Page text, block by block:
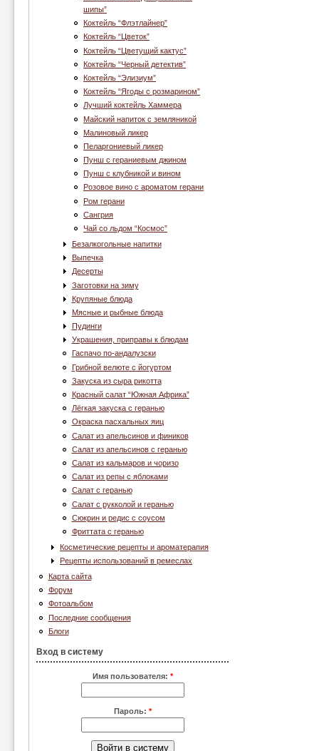
шипы”
Коктейль “Флэтлайнер”
Коктейль “Цветок”
Коктейль “Цветущий кактус”
Коктейль “Черный детектив”
Коктейль “Элизиум”
Коктейль “Ягоды с розмарином”
Лучший коктейль Хаммера
Майский напиток с земляникой
Малиновый ликер
Пеларгониевый ликер
Пунш с гераниевым джином
Пунш с клубникой и вином
Розовое вино с ароматом герани
Ром герани
Сангрия
Чай со льдом “Космос”
Безалкогольные напитки
Выпечка
Десерты
Заготовки на зиму
Крупяные блюда
Мясные и рыбные блюда
Пудинги
Украшения, приправы к блюдам
Гаспачо по-андалузски
Грибной велюте с йогуртом
Закуска из сыра рикотта
Красный салат “Южная Африка”
Лёгкая закуска с геранью
Окраска пасхальных яиц
Салат из апельсинов и фиников
Салат из апельсинов с геранью
Салат из кальмаров и чоризо
Салат из репы с яблоками
Салат с геранью
Салат с рукколой и геранью
Сюкрин и редис с соусом
Фриттата с геранью
Косметические рецепты и ароматерапия
Рецепты использований в ремеслах
Карта сайта
Форум
Фотоальбом
Последние сообщения
Блоги
Вход в систему
Имя пользователя: *
Пароль: *